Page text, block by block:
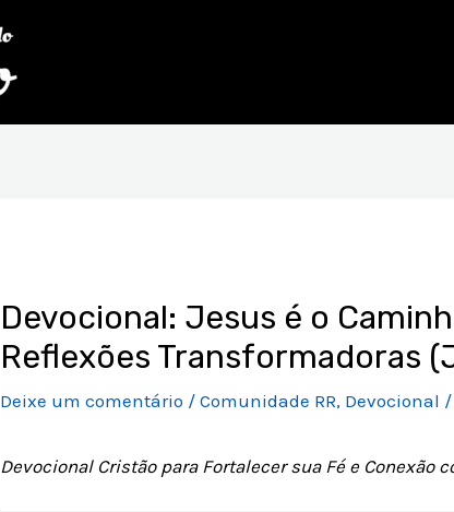
Devocional: Jesus é o
Reflexões Transformadoras
Deixe um comentário /Comunidade RR, Devocional /
Devocional Cristão para Fortalecer sua Fé e Conexão